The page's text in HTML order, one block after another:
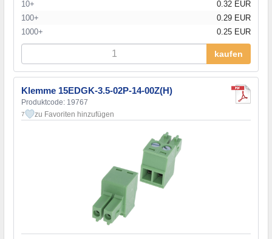
10+
0.32 EUR
100+
0.29 EUR
1000+
0.25 EUR
kaufen
Klemme 15EDGK-3.5-02P-14-00Z(H)
Produktcode: 19767
7 zu Favoriten hinzufügen